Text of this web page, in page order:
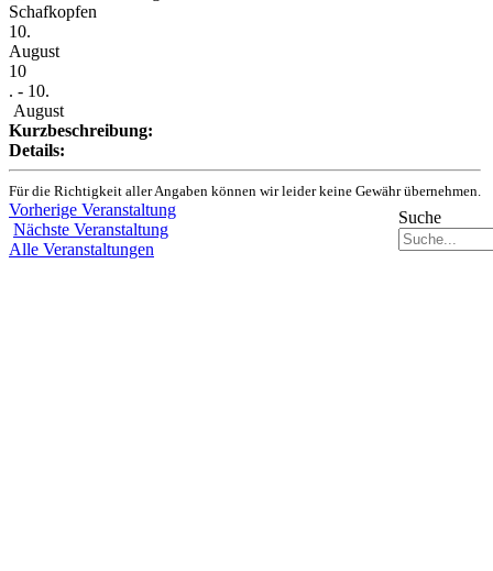
Suche
Schafkopfen
10.
August
10
. - 10.
August
Kurzbeschreibung:
Details:
Für die Richtigkeit aller Angaben können wir leider keine Gewähr übernehmen.
Vorherige Veranstaltung
Nächste Veranstaltung
Alle Veranstaltungen